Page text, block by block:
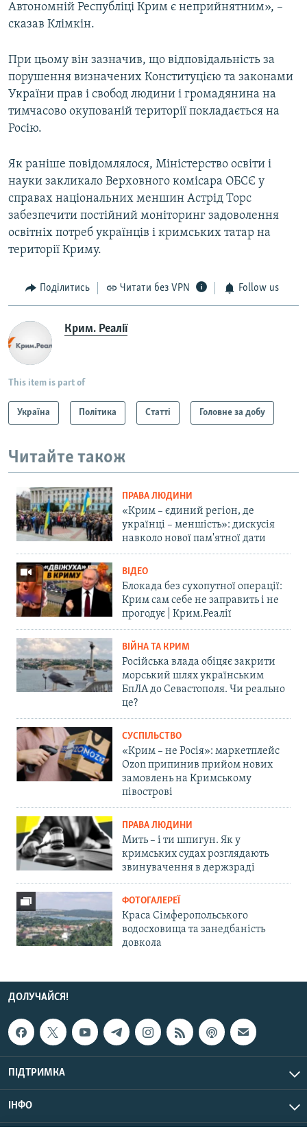
Автономній Республіці Крим є неприйнятним», –
сказав Клімкін.
При цьому він зазначив, що відповідальність за
порушення визначених Конституцією та законами
України прав і свобод людини і громадянина на
тимчасово окупованій території покладається на
Росію.
Як раніше повідомлялося, Міністерство освіти і
науки закликало Верховного комісара ОБСЄ у
справах національних меншин Астрід Торс
забезпечити постійний моніторинг задоволення
освітніх потреб українців і кримських татар на
території Криму.
Поділитись Читати без VPN Follow us
Крим. Реалії
This item is part of
Україна Політика Статті Головне за добу
Читайте також
ПРАВА ЛЮДИНИ
«Крим – єдиний регіон, де
українці – меншість»: дискусія
навколо нової пам'ятної дати
ВІДЕО
Блокада без сухопутної операції:
Крим сам себе не заправить і не
прогодує | Крим.Реалії
ВІЙНА ТА КРИМ
Російська влада обіцяє закрити
морський шлях українським
БпЛА до Севастополя. Чи реально
це?
СУСПІЛЬСТВО
«Крим – не Росія»: маркетплейс
Ozon припинив прийом нових
замовлень на Кримському
півострові
ПРАВА ЛЮДИНИ
Мить – і ти шпигун. Як у
кримських судах розглядають
звинувачення в держзраді
ФОТОГАЛЕРЕЇ
Краса Сімферопольського
водосховища та занедбаність
довкола
ДОЛУЧАЙСЯ!
ПІДТРИМКА
ІНФО